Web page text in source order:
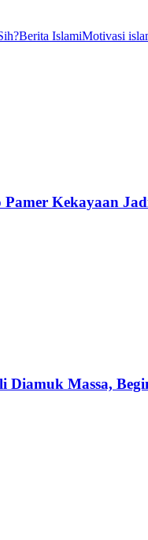
Berita IslamiMotivasi
Kekayaan
Diamuk Massa,